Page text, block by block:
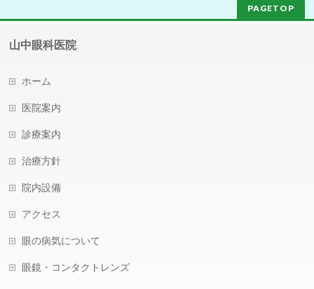
PAGETOP
山中眼科医院
ホーム
医院案内
診療案内
治療方針
院内設備
アクセス
眼の病気について
眼鏡・コンタクトレンズ